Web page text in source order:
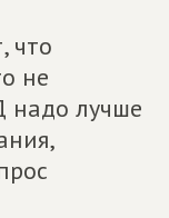
что
не
надо лучше